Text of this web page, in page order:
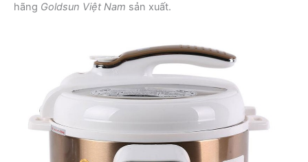
hãng Goldsun Việt Nam sản xuất.